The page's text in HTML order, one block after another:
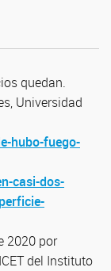
quedan.
Universidad
hubo-fuego-
casi-dos-
2020 por
del Instituto